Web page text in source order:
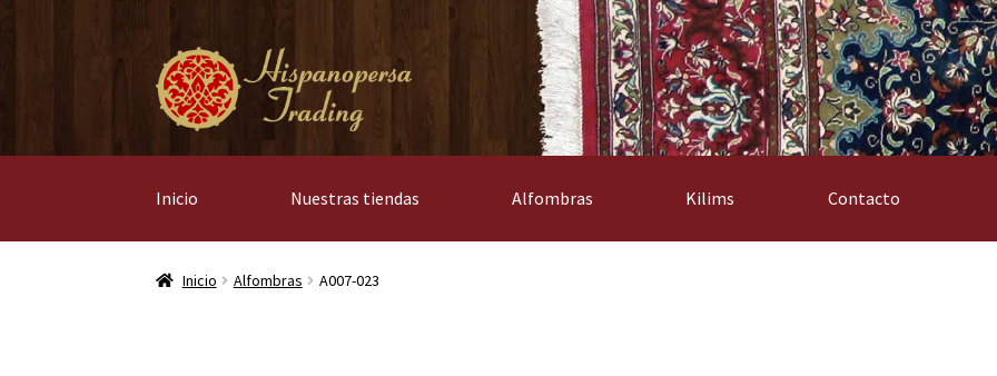
Ir
a
la
Ir
al
contenido
Inicio Nuestras tiendas Alfombras Kilims Contacto
Inicio Alfombras A007-023